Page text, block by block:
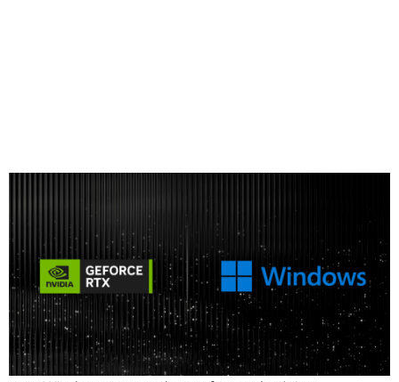
NVIDIA acaba de anunciar enMicrosoft Buildnuevas
optimizaciones e integraciones de rendimiento de IA